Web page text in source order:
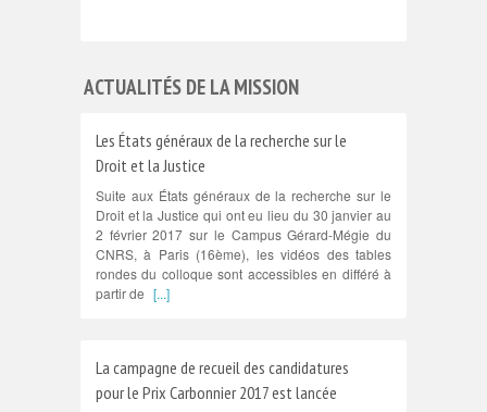
ACTUALITÉS DE LA MISSION
Les États généraux de la recherche sur le
Droit et la Justice
Suite aux États généraux de la recherche sur le
Droit et la Justice qui ont eu lieu du 30 janvier au
2 février 2017 sur le Campus Gérard-Mégie du
CNRS, à Paris (16ème), les vidéos des tables
rondes du colloque sont accessibles en différé à
partir de [...]
La campagne de recueil des candidatures
pour le Prix Carbonnier 2017 est lancée